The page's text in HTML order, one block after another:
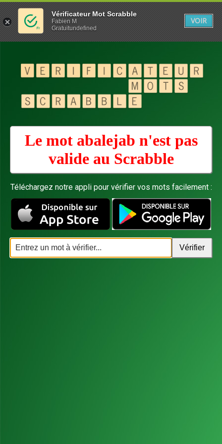
Le mot abalejab n'est pas
valide au Scrabble
Téléchargez notre appli pour vérifier vos mots facilement :
Vérificateur Mot Scrabble
Fabien M
Gratuitundefined
VOIR